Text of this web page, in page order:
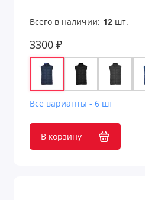
Всего в наличии: 12шт.
3300 ₽
Все варианты - 6 шт
В корзину